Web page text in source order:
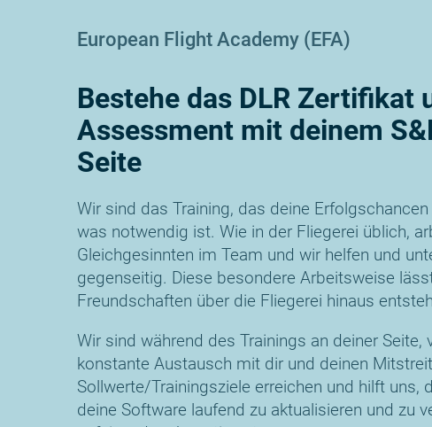
European Flight Academy (EFA)
Bestehe das DLR Zertifikat
Assessment mit deinem
Seite
Wir sind das Training, das deine
was notwendig ist. Wie in der Fliegerei üblich,
Gleichgesinnten im Team und wir helfen und
gegenseitig. Diese besondere Arbeitsweise
Freundschaften über die Fliegerei hinaus
Wir sind während des Trainings an deiner Seite,
konstante Austausch mit dir und deinen
Sollwerte/Trainingsziele erreichen und hilft uns,
deine Software laufend zu aktualisieren und zu